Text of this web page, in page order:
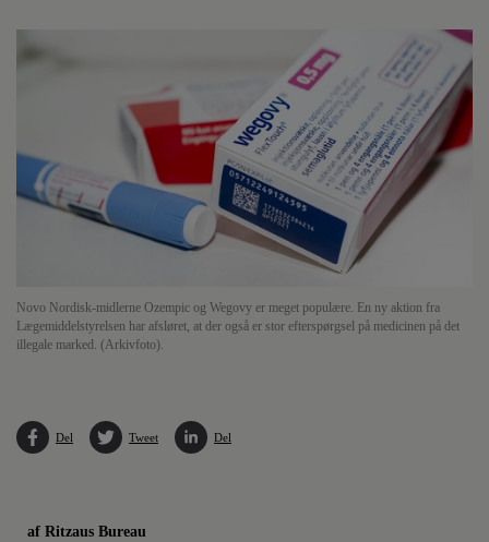
Novo Nordisk-midlerne Ozempic og Wegovy er meget populære. En ny aktion fra
Lægemiddelstyrelsen har afsløret, at der også er stor efterspørgsel på medicinen på det
illegale marked. (Arkivfoto).
Del Tweet Del
af Ritzaus Bureau